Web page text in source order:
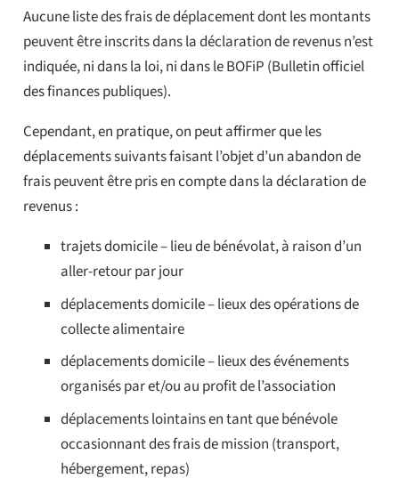
Aucune liste des frais de déplacement dont les montants
peuvent être inscrits dans la déclaration de revenus n’est
indiquée, ni dans la loi, ni dans le BOFiP (Bulletin officiel
des finances publiques).
Cependant, en pratique, on peut affirmer que les
déplacements suivants faisant l’objet d’un abandon de
frais peuvent être pris en compte dans la déclaration de
revenus :
trajets domicile – lieu de bénévolat, à raison d’un
aller-retour par jour
déplacements domicile – lieux des opérations de
collecte alimentaire
déplacements domicile – lieux des événements
organisés par et/ou au profit de l’association
déplacements lointains en tant que bénévole
occasionnant des frais de mission (transport,
hébergement, repas)